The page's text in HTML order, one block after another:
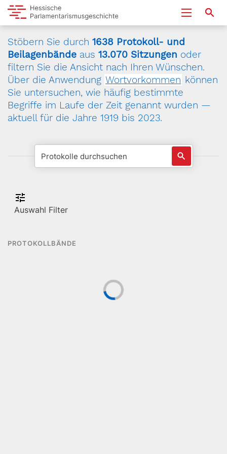
Stöbern Sie durch 1638 Protokoll- und
Beilagenbände aus 13.070 Sitzungen oder
filtern Sie die Ansicht nach Ihren Wünschen.
Über die Anwendung Wortvorkommen können
Sie untersuchen, wie häufig bestimmte
Begriffe im Laufe der Zeit genannt wurden —
aktuell für die Jahre 1919 bis 2023.
Auswahl Filter
PROTOKOLLBÄNDE